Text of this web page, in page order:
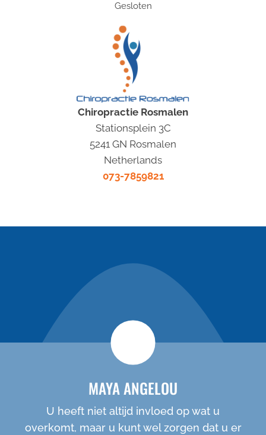
Gesloten
Chiropractie Rosmalen
Stationsplein 3C
5241 GN Rosmalen
Netherlands
073-7859821
nieuwe cliënten
MAYA ANGELOU
U heeft niet altijd invloed op wat u
overkomt, maar u kunt wel zorgen dat u er